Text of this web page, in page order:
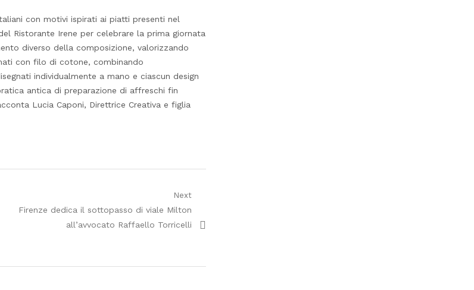
con motivi ispirati ai piatti presenti nel
Ristorante Irene per celebrare la prima giornata
diverso della composizione, valorizzando
con filo di cotone, combinando
individualmente a mano e ciascun design
antica di preparazione di affreschi fin
Lucia Caponi, Direttrice Creativa e figlia
Next
Next
Firenze dedica il sottopasso di viale Milton
all’avvocato Raffaello Torricelli